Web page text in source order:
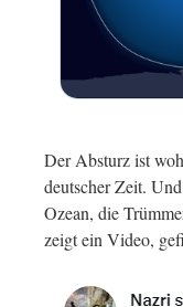
Der Absturz ist
deutscher Zeit.
Ozean, die
zeigt ein Video,